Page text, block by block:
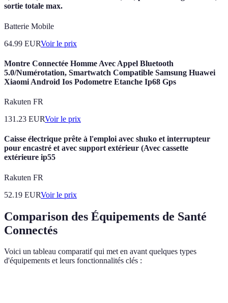
sortie totale max.
Batterie Mobile
64.99 EURVoir le prix
Montre Connectée Homme Avec Appel Bluetooth
5.0/Numérotation, Smartwatch Compatible Samsung Huawei
Xiaomi Android Ios Podometre Etanche Ip68 Gps
Rakuten FR
131.23 EURVoir le prix
Caisse électrique prête à l'emploi avec shuko et interrupteur
pour encastré et avec support extérieur (Avec cassette
extérieure ip55
Rakuten FR
52.19 EURVoir le prix
Comparison des Équipements de Santé
Connectés
Voici un tableau comparatif qui met en avant quelques types
d'équipements et leurs fonctionnalités clés :